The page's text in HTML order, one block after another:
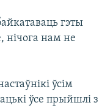
гэты
нічога нам не
ўсім
ўсе прыйшлі з